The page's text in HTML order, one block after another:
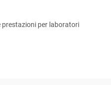
prestazioni per laboratori